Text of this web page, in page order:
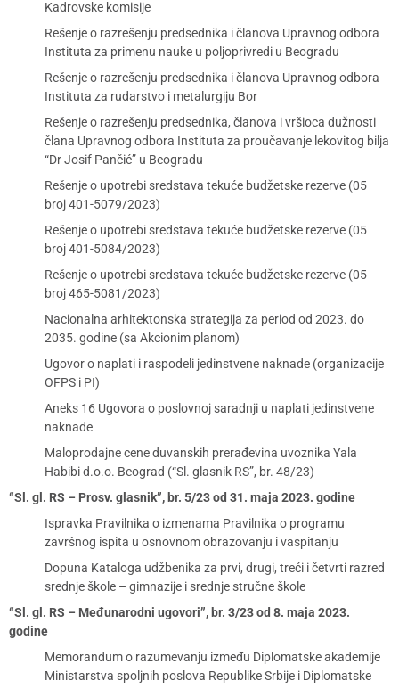
Kadrovske komisije
Rešenje o razrešenju predsednika i članova Upravnog odbora
Instituta za primenu nauke u poljoprivredi u Beogradu
Rešenje o razrešenju predsednika i članova Upravnog odbora
Instituta za rudarstvo i metalurgiju Bor
Rešenje o razrešenju predsednika, članova i vršioca dužnosti
člana Upravnog odbora Instituta za proučavanje lekovitog bilja
“Dr Josif Pančić” u Beogradu
Rešenje o upotrebi sredstava tekuće budžetske rezerve (05
broj 401-5079/2023)
Rešenje o upotrebi sredstava tekuće budžetske rezerve (05
broj 401-5084/2023)
Rešenje o upotrebi sredstava tekuće budžetske rezerve (05
broj 465-5081/2023)
Nacionalna arhitektonska strategija za period od 2023. do
2035. godine (sa Akcionim planom)
Ugovor o naplati i raspodeli jedinstvene naknade (organizacije
OFPS i PI)
Aneks 16 Ugovora o poslovnoj saradnji u naplati jedinstvene
naknade
Maloprodajne cene duvanskih prerađevina uvoznika Yala
Habibi d.o.o. Beograd (“Sl. glasnik RS”, br. 48/23)
“Sl. gl. RS – Prosv. glasnik”, br. 5/23 od 31. maja 2023. godine
Ispravka Pravilnika o izmenama Pravilnika o programu
završnog ispita u osnovnom obrazovanju i vaspitanju
Dopuna Kataloga udžbenika za prvi, drugi, treći i četvrti razred
srednje škole – gimnazije i srednje stručne škole
“Sl. gl. RS – Međunarodni ugovori”, br. 3/23 od 8. maja 2023.
godine
Memorandum o razumevanju između Diplomatske akademije
Ministarstva spoljnih poslova Republike Srbije i Diplomatske